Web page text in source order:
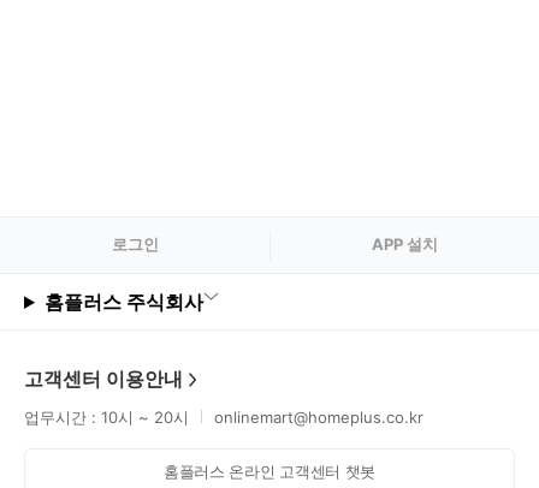
로그인 APP 설치
홈플러스 주식회사
고객센터 이용안내
업무시간 : 10시 ~ 20시 onlinemart@homeplus.co.kr
홈플러스 온라인 고객센터 챗봇